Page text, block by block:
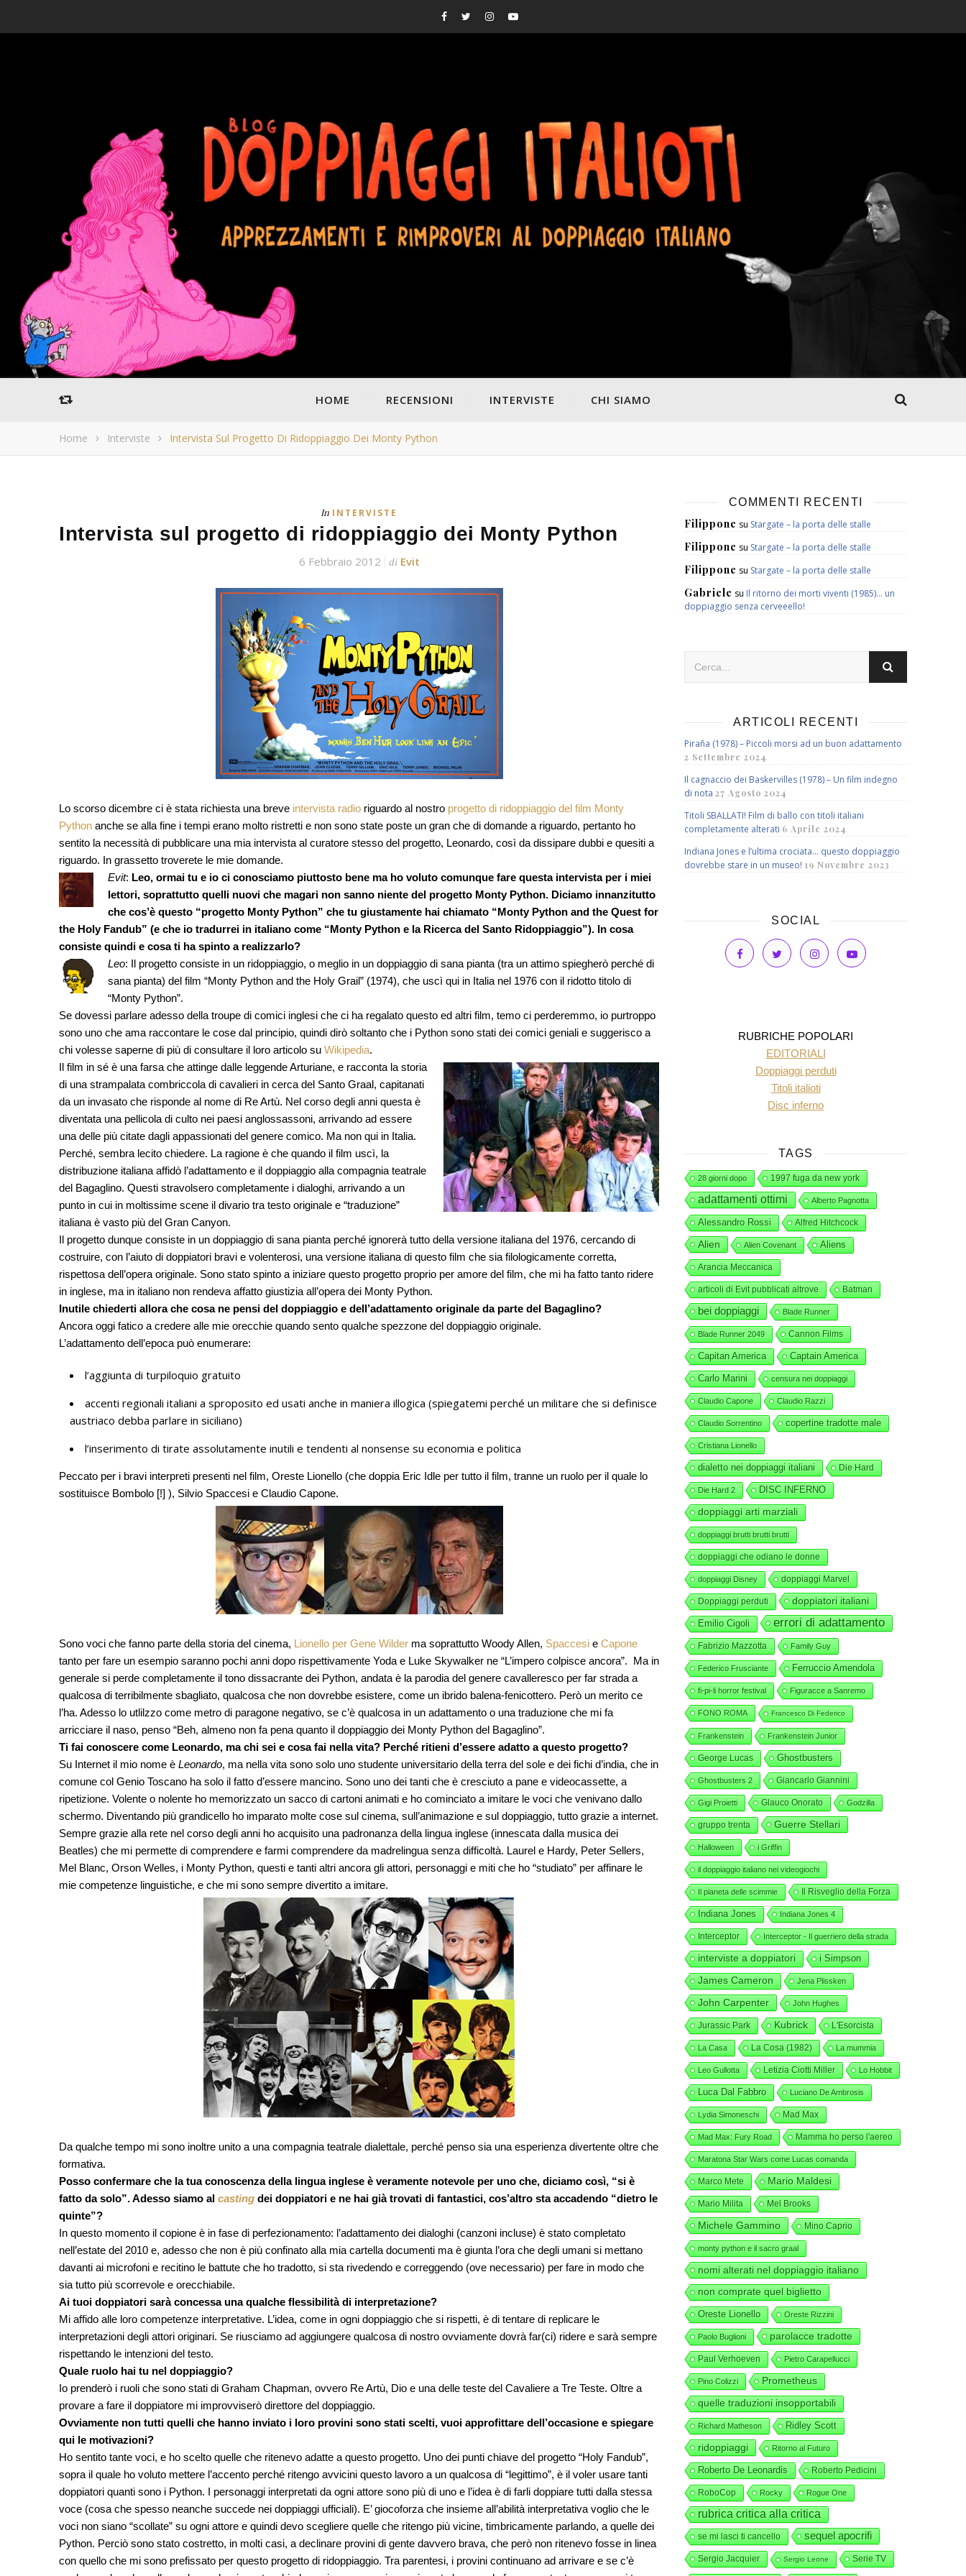
HOME RECENSIONI INTERVISTE CHI SIAMO
Home Interviste Intervista Sul Progetto Di Ridoppiaggio Dei Monty Python
In INTERVISTE
Intervista sul progetto di ridoppiaggio dei Monty Python
6 Febbraio 2012 di Evit
Lo scorso dicembre ci è stata richiesta una breve intervista radio riguardo al nostro progetto di ridoppiaggio del film Monty
Python anche se alla fine i tempi erano molto ristretti e non sono state poste un gran che di domande a riguardo, pertanto ho
sentito la necessità di pubblicare una mia intervista al curatore stesso del progetto, Leonardo, così da dissipare dubbi e quesiti a
riguardo. In grassetto troverete le mie domande.
Evit: Leo, ormai tu e io ci conosciamo piuttosto bene ma ho voluto comunque fare questa intervista per i miei
lettori, soprattutto quelli nuovi che magari non sanno niente del progetto Monty Python. Diciamo innanzitutto
che cos’è questo “progetto Monty Python” che tu giustamente hai chiamato “Monty Python and the Quest for
the Holy Fandub” (e che io tradurrei in italiano come “Monty Python e la Ricerca del Santo Ridoppiaggio”). In cosa
consiste quindi e cosa ti ha spinto a realizzarlo?
Leo: Il progetto consiste in un ridoppiaggio, o meglio in un doppiaggio di sana pianta (tra un attimo spiegherò perché di
sana pianta) del film “Monty Python and the Holy Grail” (1974), che uscì qui in Italia nel 1976 con il ridotto titolo di
“Monty Python”.
Se dovessi parlare adesso della troupe di comici inglesi che ci ha regalato questo ed altri film, temo ci perderemmo, io purtroppo
sono uno che ama raccontare le cose dal principio, quindi dirò soltanto che i Python sono stati dei comici geniali e suggerisco a
chi volesse saperne di più di consultare il loro articolo su Wikipedia.
Il film in sé è una farsa che attinge dalle leggende Arturiane, e racconta la storia
di una strampalata combriccola di cavalieri in cerca del Santo Graal, capitanati
da un invasato che risponde al nome di Re Artù. Nel corso degli anni questa è
diventata una pellicola di culto nei paesi anglossassoni, arrivando ad essere
una delle più citate dagli appassionati del genere comico. Ma non qui in Italia.
Perché, sembra lecito chiedere. La ragione è che quando il film uscì, la
distribuzione italiana affidò l’adattamento e il doppiaggio alla compagnia teatrale
del Bagaglino. Questi stravolsero completamente i dialoghi, arrivando a un
punto in cui in moltissime scene il divario tra testo originale e “traduzione”
italiana è vasto più del Gran Canyon.
Il progetto dunque consiste in un doppiaggio di sana pianta perché ignorerà tutto della versione italiana del 1976, cercando di
costruire, con l’aiuto di doppiatori bravi e volenterosi, una versione italiana di questo film che sia filologicamente corretta,
rispettosa dell’opera originale. Sono stato spinto a iniziare questo progetto proprio per amore del film, che mi ha fatto tanto ridere
in inglese, ma in italiano non rendeva affatto giustizia all’opera dei Monty Python.
Inutile chiederti allora che cosa ne pensi del doppiaggio e dell’adattamento originale da parte del Bagaglino?
Ancora oggi fatico a credere alle mie orecchie quando sento qualche spezzone del doppiaggio originale.
L’adattamento dell’epoca può enumerare:
l’aggiunta di turpiloquio gratuito
accenti regionali italiani a sproposito ed usati anche in maniera illogica (spiegatemi perché un militare che si definisce
austriaco debba parlare in siciliano)
l’inserimento di tirate assolutamente inutili e tendenti al nonsense su economia e politica
Peccato per i bravi interpreti presenti nel film, Oreste Lionello (che doppia Eric Idle per tutto il film, tranne un ruolo per il quale lo
sostituisce Bombolo [!] ), Silvio Spaccesi e Claudio Capone.
Sono voci che fanno parte della storia del cinema, Lionello per Gene Wilder ma soprattutto Woody Allen, Spaccesi e Capone
tanto per fare un esempio saranno pochi anni dopo rispettivamente Yoda e Luke Skywalker ne “L’impero colpisce ancora”. Ma in
generale si perde completamente il tono dissacrante dei Python, andata è la parodia del genere cavalleresco per far strada a
qualcosa di terribilmente sbagliato, qualcosa che non dovrebbe esistere, come un ibrido balena-fenicottero. Però un merito ce
l’ha. Adesso lo utlilzzo come metro di paragone negativo, se c’è qualcosa in un adattamento o una traduzione che mi fa
arricciare il naso, penso “Beh, almeno non fa pena quanto il doppiaggio dei Monty Python del Bagaglino”.
Ti fai conoscere come Leonardo, ma chi sei e cosa fai nella vita? Perché ritieni d’essere adatto a questo progetto?
Su Internet il mio nome è Leonardo, ma nella vita sono solo uno studente universitario della terra del sole e dei fichi d’india, che in
comune col Genio Toscano ha solo il fatto d’essere mancino. Sono uno dei tanti che è cresciuto a pane e videocassette, a
ripetizione. Volente o nolente ho memorizzato un sacco di cartoni animati e ho cominciato a imitare le voci che venivano dallo
schermo. Diventando più grandicello ho imparato molte cose sul cinema, sull’animazione e sul doppiaggio, tutto grazie a internet.
Sempre grazie alla rete nel corso degli anni ho acquisito una padronanza della lingua inglese (innescata dalla musica dei
Beatles) che mi permette di comprendere e farmi comprendere da madrelingua senza difficoltà. Laurel e Hardy, Peter Sellers,
Mel Blanc, Orson Welles, i Monty Python, questi e tanti altri ancora gli attori, personaggi e miti che ho “studiato” per affinare le
mie competenze linguistiche, e che mi sono sempre divertito a imitare.
Da qualche tempo mi sono inoltre unito a una compagnia teatrale dialettale, perché penso sia una esperienza divertente oltre che
formativa.
Posso confermare che la tua conoscenza della lingua inglese è veramente notevole per uno che, diciamo così, “si è
fatto da solo”. Adesso siamo al casting dei doppiatori e ne hai già trovati di fantastici, cos’altro sta accadendo “dietro le
quinte”?
In questo momento il copione è in fase di perfezionamento: l’adattamento dei dialoghi (canzoni incluse) è stato completato
nell’estate del 2010 e, adesso che non è più confinato alla mia cartella documenti ma è giunta l’ora che degli umani si mettano
davanti ai microfoni e recitino le battute che ho tradotto, si sta rivedendo e correggendo (ove necessario) per fare in modo che
sia tutto più scorrevole e orecchiabile.
Ai tuoi doppiatori sarà concessa una qualche flessibilità di interpretazione?
Mi affido alle loro competenze interpretative. L’idea, come in ogni doppiaggio che si rispetti, è di tentare di replicare le
interpretazioni degli attori originari. Se riusciamo ad aggiungere qualcosa di nostro ovviamente dovrà far(ci) ridere e sarà sempre
rispettando le intenzioni del testo.
Quale ruolo hai tu nel doppiaggio?
Io prenderò i ruoli che sono stati di Graham Chapman, ovvero Re Artù, Dio e una delle teste del Cavaliere a Tre Teste. Oltre a
provare a fare il doppiatore mi improvviserò direttore del doppiaggio.
Ovviamente non tutti quelli che hanno inviato i loro provini sono stati scelti, vuoi approfittare dell’occasione e spiegare
qui le motivazioni?
Ho sentito tante voci, e ho scelto quelle che ritenevo adatte a questo progetto. Uno dei punti chiave del progetto “Holy Fandub”,
sopra il quale ho voluto mettere l’accento perché ritengo avvicini questo lavoro a un qualcosa di “legittimo”, è il voler usare tanti
doppiatori quanti sono i Python. I personaggi interpretati da ogni attore sono più di uno e l’idea è di farli doppiare tutti dalla stessa
voce (cosa che spesso neanche succede nei doppiaggi ufficiali). E’ giocoforza che insieme all’abilità interpretativa voglio che le
voci non siano “scollate” su ogni attore e quindi devo scegliere quelle che ritengo più vicine, timbricamente parlando, a quelle dei
Python. Perciò sono stato costretto, in molti casi, a declinare provini di gente davvero brava, che però non ritenevo fosse in linea
con quello che mi sono prefissato per questo progetto di ridoppiaggio. Tra parentesi, i provini continuano ad arrivare e se c’è
COMMENTI RECENTI
Filippone su Stargate – la porta delle stalle
Filippone su Stargate – la porta delle stalle
Filippone su Stargate – la porta delle stalle
Gabriele su Il ritorno dei morti viventi (1985)… un
doppiaggio senza cerveeello!
ARTICOLI RECENTI
Piraña (1978) – Piccoli morsi ad un buon adattamento
2 Settembre 2024
Il cagnaccio dei Baskervilles (1978) – Un film indegno
di nota 27 Agosto 2024
Titoli SBALLATI! Film di ballo con titoli italiani
completamente alterati 6 Aprile 2024
Indiana Jones e l’ultima crociata… questo doppiaggio
dovrebbe stare in un museo! 19 Novembre 2023
SOCIAL
RUBRICHE POPOLARI
EDITORIALI
Doppiaggi perduti
Titoli italioti
Disc inferno
TAGS
28 giorni dopo 1997 fuga da new york
adattamenti ottimi Alberto Pagnotta
Alessandro Rossi Alfred Hitchcock
Alien Alien Covenant Aliens
Arancia Meccanica
articoli di Evit pubblicati altrove Batman
bei doppiaggi Blade Runner
Blade Runner 2049 Cannon Films
Capitan America Captain America
Carlo Marini censura nei doppiaggi
Claudio Capone Claudio Razzi
Claudio Sorrentino copertine tradotte male
Cristiana Lionello
dialetto nei doppiaggi italiani Die Hard
Die Hard 2 DISC INFERNO
doppiaggi arti marziali
doppiaggi brutti brutti brutti
doppiaggi che odiano le donne
doppiaggi Disney doppiaggi Marvel
Doppiaggi perduti doppiatori italiani
Emilio Cigoli errori di adattamento
Fabrizio Mazzotta Family Guy
Federico Frusciante Ferruccio Amendola
fi-pi-li horror festival Figuracce a Sanremo
FONO ROMA Francesco Di Federico
Frankenstein Frankenstein Junior
George Lucas Ghostbusters
Ghostbusters 2 Giancarlo Giannini
Gigi Proietti Glauco Onorato Godzilla
gruppo trenta Guerre Stellari
Halloween i Griffin
il doppiaggio italiano nei videogiochi
Il pianeta delle scimmie Il Risveglio della Forza
Indiana Jones Indiana Jones 4
Interceptor Interceptor - Il guerriero della strada
interviste a doppiatori i Simpson
James Cameron Jena Plissken
John Carpenter John Hughes
Jurassic Park Kubrick L'Esorcista
La Casa La Cosa (1982) La mummia
Leo Gullotta Letizia Ciotti Miller Lo Hobbit
Luca Dal Fabbro Luciano De Ambrosis
Lydia Simoneschi Mad Max
Mad Max: Fury Road Mamma ho perso l'aereo
Maratona Star Wars come Lucas comanda
Marco Mete Mario Maldesi
Mario Milita Mel Brooks
Michele Gammino Mino Caprio
monty python e il sacro graal
nomi alterati nel doppiaggio italiano
non comprate quel biglietto
Oreste Lionello Oreste Rizzini
Paolo Buglioni parolacce tradotte
Paul Verhoeven Pietro Carapellucci
Pino Colizzi Prometheus
quelle traduzioni insopportabili
Richard Matheson Ridley Scott
ridoppiaggi Ritorno al Futuro
Roberto De Leonardis Roberto Pedicini
RoboCop Rocky Rogue One
rubrica critica alla critica
se mi lasci ti cancello sequel apocrifi
Sergio Jacquier Sergio Leone Serie TV